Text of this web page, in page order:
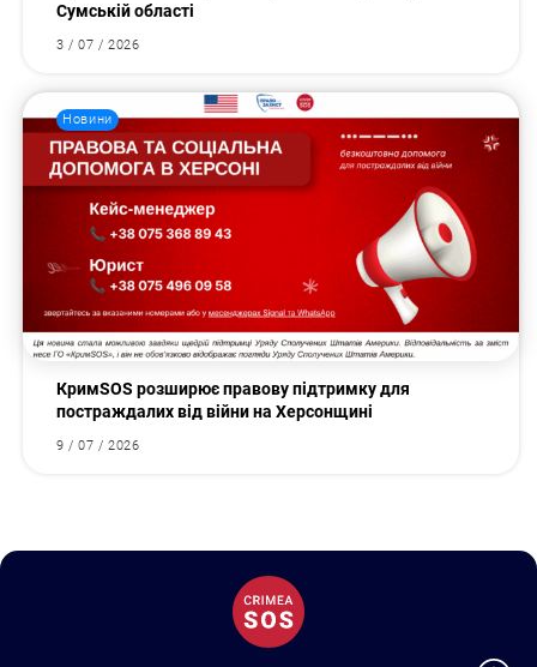
Сумській області
3 / 07 / 2026
Новини
КримSOS розширює правову підтримку для
постраждалих від війни на Херсонщині
9 / 07 / 2026